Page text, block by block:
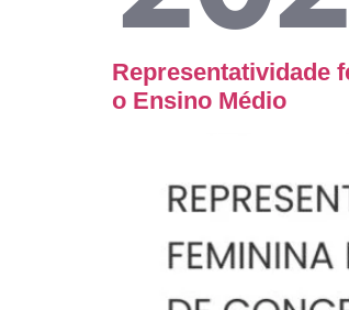
Representatividade
o Ensino Médio